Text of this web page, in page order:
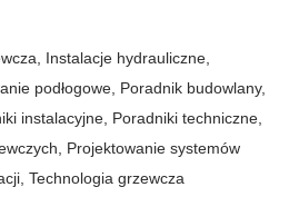
Instalacje hydrauliczne
podłogowe Poradnik budowlany,
instalacyjne Poradniki techniczne
Projektowanie systemów
Technologia grzewcza